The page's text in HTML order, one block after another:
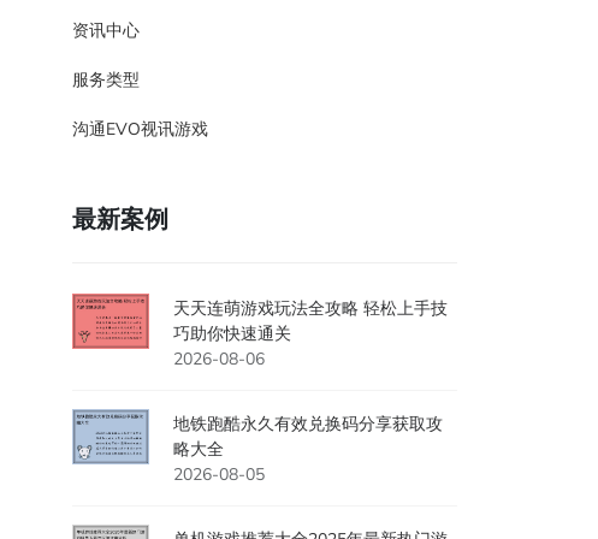
资讯中心
服务类型
沟通EVO视讯游戏
最新案例
天天连萌游戏玩法全攻略 轻松上手技
巧助你快速通关
2026-08-06
地铁跑酷永久有效兑换码分享获取攻
略大全
2026-08-05